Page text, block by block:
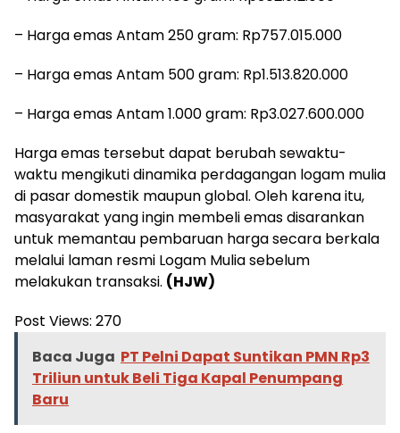
– Harga emas Antam 250 gram: Rp757.015.000
– Harga emas Antam 500 gram: Rp1.513.820.000
– Harga emas Antam 1.000 gram: Rp3.027.600.000
Harga emas tersebut dapat berubah sewaktu-
waktu mengikuti dinamika perdagangan logam mulia
di pasar domestik maupun global. Oleh karena itu,
masyarakat yang ingin membeli emas disarankan
untuk memantau pembaruan harga secara berkala
melalui laman resmi Logam Mulia sebelum
melakukan transaksi. (HJW)
Post Views: 270
Baca Juga PT Pelni Dapat Suntikan PMN Rp3
Triliun untuk Beli Tiga Kapal Penumpang
Baru